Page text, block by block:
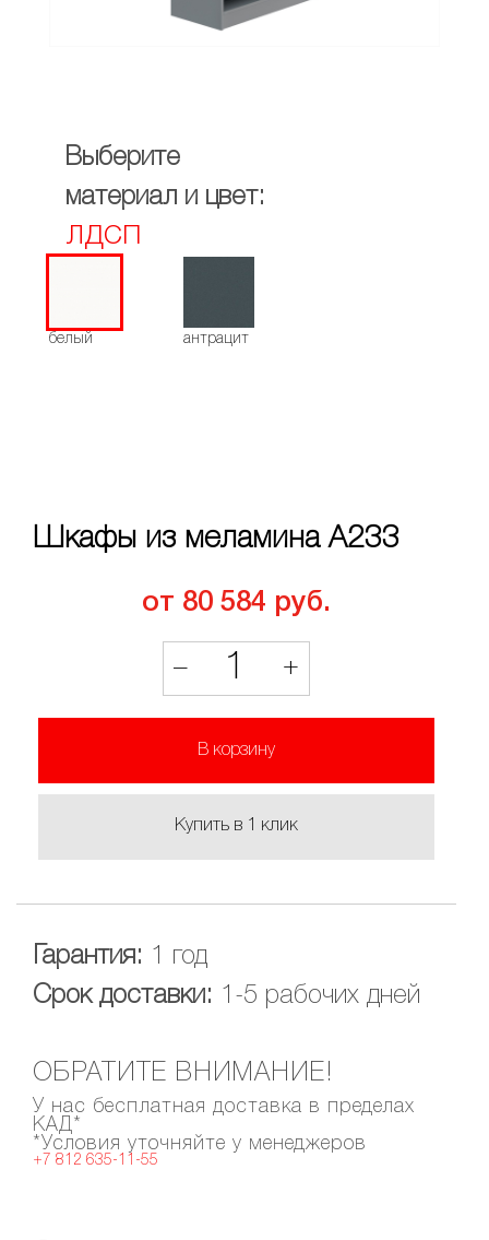
Выберите
материал и цвет:
ЛДСП
белый антрацит
Шкафы из меламина A233
от 80 584 руб.
– 1 +
В корзину
Купить в 1 клик
Гарантия: 1 год
Срок доставки: 1-5 рабочих дней
ОБРАТИТЕ ВНИМАНИЕ!
У нас бесплатная доставка в пределах
КАД*
*Условия уточняйте у менеджеров
+7 812 635-11-55